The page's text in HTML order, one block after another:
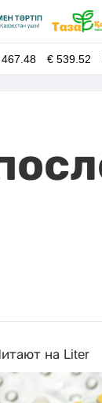
€539.52
на Liter